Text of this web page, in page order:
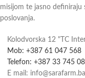
misijom te jasno definiraju
poslovanja.
Kolodvorska 12 "TC
Mob: +387 61 047 568
Telefon: +387 33 745
E mail: info@sarafarm.ba